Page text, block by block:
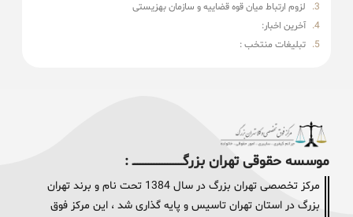
لزوم ارتباط میان قوه قضاییه و سازمان بهزیستی
آخرین اخبار:
تبلیغات منتخب :
موسسه حقوقی تهران بزرگــــــــــــــــــــــــــــــــ :
مرکز تخصصی تهران بزرگ در سال 1384 تحت نام و برند تهران
بزرگ در استان تهران تاسیس و پایه گذاری شد ، این مرکز فوق